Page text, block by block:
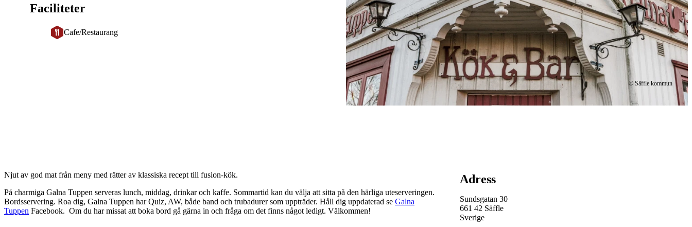
Faciliteter
Cafe/Restaurang
© Säffle kommun
Beskrivning
Njut av god mat från meny med rätter av klassiska recept till fusion-kök.
På charmiga Galna Tuppen serveras lunch, middag, drinkar och kaffe. Sommartid kan du välja att sitta på den härliga uteserveringen.
Bordsservering. Roa dig, Galna Tuppen har Quiz, AW, både band och trubadurer som uppträder. Håll dig uppdaterad se Galna
Tuppen Facebook. Om du har missat att boka bord gå gärna in och fråga om det finns något ledigt. Välkommen!
Adress
Sundsgatan 30
661 42 Säffle
Sverige